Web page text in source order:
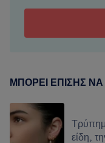
ΜΠΟΡΕΊ ΕΠΊΣΗΣ
είδη,